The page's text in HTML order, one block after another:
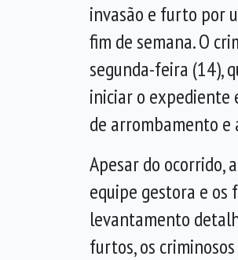
invasão e furto por
fim de semana. O
segunda-feira (14),
iniciar o expediente
de arrombamento e
Apesar do ocorrido,
equipe gestora e os
levantamento
furtos, os